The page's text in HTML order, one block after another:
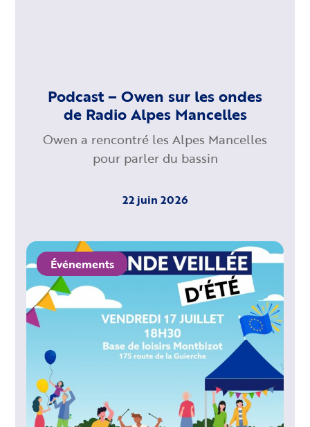
Podcast – Owen sur les ondes
de Radio Alpes Mancelles
Owen a rencontré les Alpes Mancelles
pour parler du bassin
22 juin 2026
Événements